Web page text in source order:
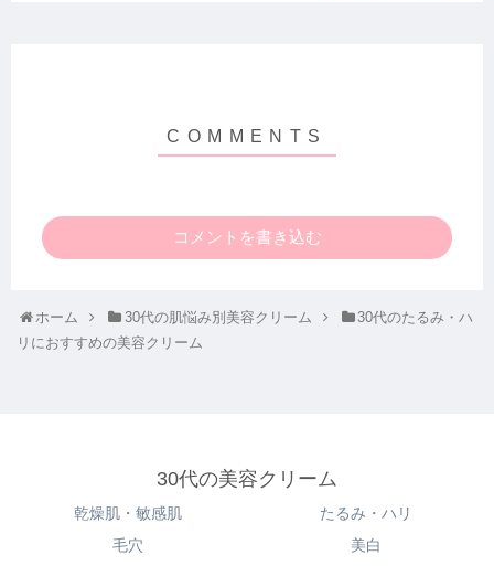
コメントを書き込む
ホーム 30代の肌悩み別美容クリーム
30代のたるみ・ハ
リにおすすめの美容クリーム
30代の美容クリーム
乾燥肌・敏感肌
たるみ・ハリ
毛穴
美白